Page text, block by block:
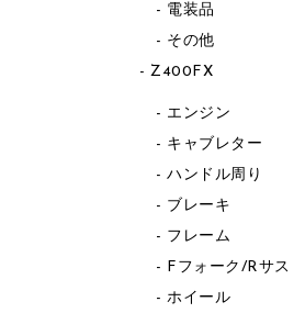
電装品
その他
Z400FX
エンジン
キャブレター
ハンドル周り
ブレーキ
フレーム
Fフォーク/Rサス
ホイール